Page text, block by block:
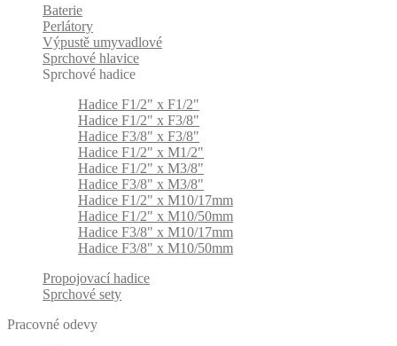
Baterie
Perlátory
Výpustě umyvadlové
Sprchové hlavice
Sprchové hadice
Hadice F1/2" x F1/2"
Hadice F1/2" x F3/8"
Hadice F3/8" x F3/8"
Hadice F1/2" x M1/2"
Hadice F1/2" x M3/8"
Hadice F3/8" x M3/8"
Hadice F1/2" x M10/17mm
Hadice F1/2" x M10/50mm
Hadice F3/8" x M10/17mm
Hadice F3/8" x M10/50mm
Propojovací hadice
Sprchové sety
Pracovné odevy